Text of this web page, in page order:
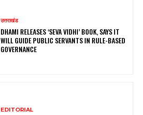
उत्तराखंड
DHAMI RELEASES ‘SEVA VIDHI’ BOOK, SAYS IT
WILL GUIDE PUBLIC SERVANTS IN RULE-BASED
GOVERNANCE
EDITORIAL